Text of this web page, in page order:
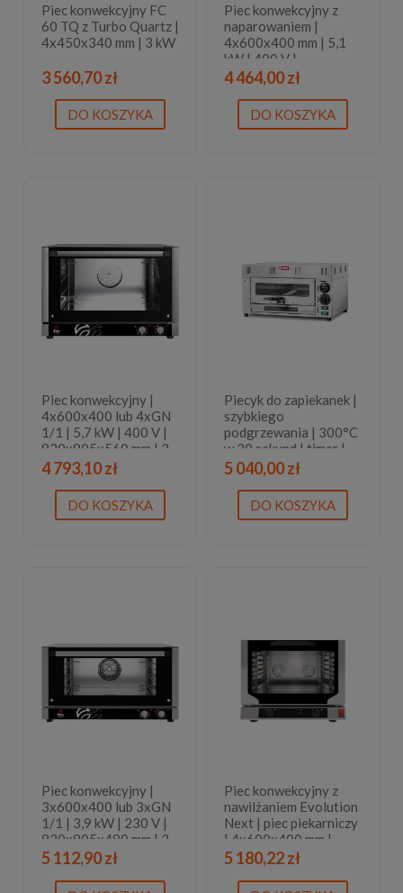
Piec konwekcyjny FC
60 TQ z Turbo Quartz |
4x450x340 mm | 3 kW
3 560,70 zł
DO KOSZYKA
Piec konwekcyjny z
naparowaniem |
4x600x400 mm | 5,1
kW | 400 V |
833x745x565 mm |
RQCOA464
4 464,00 zł
DO KOSZYKA
Piec konwekcyjny |
4x600x400 lub 4xGN
1/1 | 5,7 kW | 400 V |
820x805x560 mm | 3
lata gwarancji
4 793,10 zł
DO KOSZYKA
Piecyk do zapiekanek |
szybkiego
podgrzewania | 300°C
w 30 sekund | timer |
230V | FO 2100
5 040,00 zł
DO KOSZYKA
Piec konwekcyjny |
3x600x400 lub 3xGN
1/1 | 3,9 kW | 230 V |
820x805x480 mm | 3
lata gwarancji
5 112,90 zł
Piec konwekcyjny z
nawilżaniem Evolution
Next | piec piekarniczy
| 4x600x400 mm |
sterowany
elektromechanicznie |
3,4 kW |
5 180,22 zł